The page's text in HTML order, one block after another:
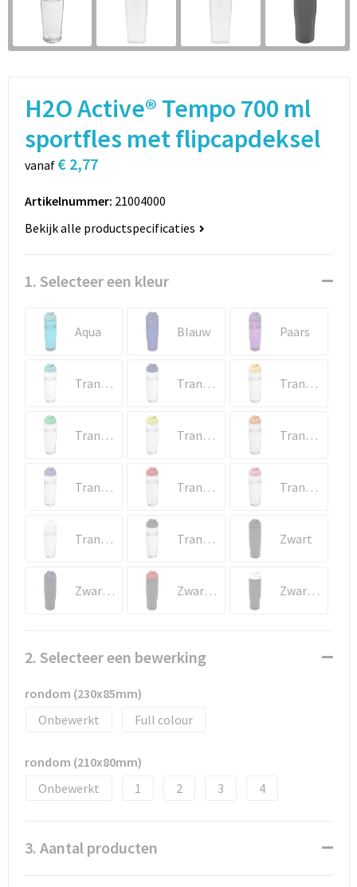
Sport
Schrijfwaren
Persoonlijke verzorging
Rugzakken
Sporttassen
Jute tassen
Katoenen draagtassen
Heuptassen
Reistassen
Documententassen
Schoenentassen
Tablettassen
Goodiebags
H2O Active® Tempo 700 ml
sportfles met flipcapdeksel
vanaf € 2,77
Artikelnummer: 21004000
Bekijk alle productspecificaties
1. Selecteer een kleur
Aqua Blauw Paars
Transparent/Aquablauw Transparent/Blauw Transparent/Geel
Transparent/Groen Transparent/Lime Transparent/Oranje
Transparent/Paars Transparent/Rood Transparent/Roze
Transparent/Wit Transparent/Zwart Zwart
Zwart/Blauw Zwart/Rood Zwart/Wit
2. Selecteer een bewerking
rondom (230x85mm)
Onbewerkt
Full colour
rondom (210x80mm)
Onbewerkt
1 2 3 4
3. Aantal producten